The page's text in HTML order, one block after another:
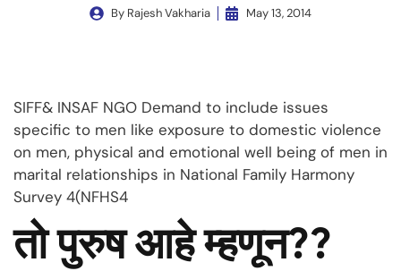
By Rajesh Vakharia May 13, 2014
SIFF& INSAF NGO Demand to include issues
specific to men like exposure to domestic violence
on men, physical and emotional well being of men in
marital relationships in National Family Harmony
Survey 4(NFHS4
तो पुरुष आहे म्हणून??